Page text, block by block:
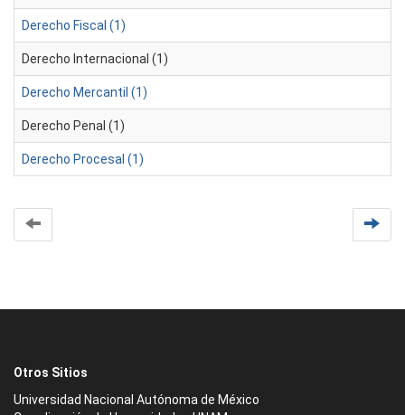
Derecho Fiscal (1)
Derecho Internacional (1)
Derecho Mercantil (1)
Derecho Penal (1)
Derecho Procesal (1)
Otros Sitios
Universidad Nacional Autónoma de México